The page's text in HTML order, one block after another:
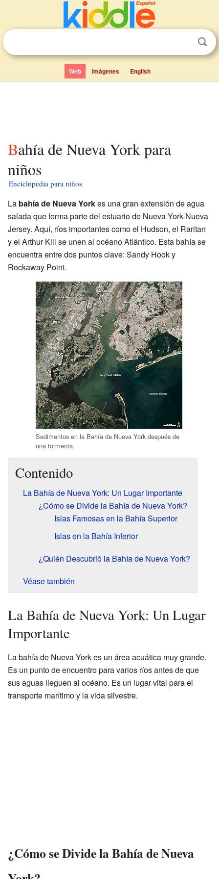
Web Imágenes English
Bahía de Nueva York para
niños
Enciclopedia para niños
La bahía de Nueva Yorkes una gran extensión de agua
salada que forma parte del estuario de Nueva York-Nueva
Jersey. Aquí, ríos importantes como el Hudson, el Raritan
y el Arthur Kill se unen al océano Atlántico. Esta bahía se
encuentra entre dos puntos clave: Sandy Hook y
Rockaway Point.
Sedimentos en la Bahía de Nueva York después de
una tormenta.
Contenido
La Bahía de Nueva York: Un Lugar Importante
¿Cómo se Divide la Bahía de Nueva York?
Islas Famosas en la Bahía Superior
Islas en la Bahía Inferior
¿Quién Descubrió la Bahía de Nueva York?
Véase también
La Bahía de Nueva York: Un Lugar
Importante
La bahía de Nueva York es un área acuática muy grande.
Es un punto de encuentro para varios ríos antes de que
sus aguas lleguen al océano. Es un lugar vital para el
transporte marítimo y la vida silvestre.
¿Cómo se Divide la Bahía de Nueva